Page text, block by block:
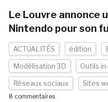
Le Louvre annonce
Nintendo pour son
ACTUALITÉS édition
Modélisation 3D Outils
Réseaux sociaux Sites
8 commentaires